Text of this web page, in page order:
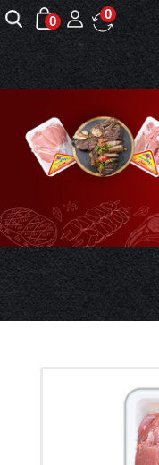
0
0